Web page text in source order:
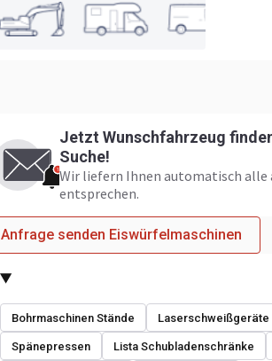
Jetzt Wunschfahrzeug
Suche!
Wir liefern Ihnen automatisch
entsprechen.
Anfrage senden Eiswürfelmaschinen
Bohrmaschinen Stände Laserschweißgeräte
Spänepressen Lista Schubladenschränke